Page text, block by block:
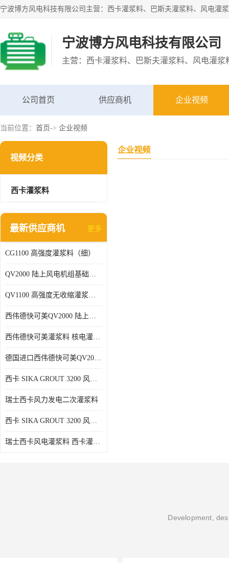
宁波博方风电科技有限公司
公司首页 供应商机 企业视频
当前位置： 首页-> 企业视频
视频分类
西卡灌浆料
最新供应商机 更多
CG1100 高强度灌浆料（细）
QV2000 陆上风电机组基础灌浆砂浆
QV1100 高强度无收缩灌浆砂浆
西伟德快可美QV2000 陆上风电灌浆料 均匀、 流动度好、可泵送
西伟德快可美灌浆料 核电灌浆材料
德国进口西伟德快可美QV2000PLUS陆上风电灌浆料 优异耐疲劳性能
西卡 SIKA GROUT 3200 风电 灌浆料
瑞士西卡风力发电二次灌浆料
西卡 SIKA GROUT 3200 风电 灌浆料 214 灌浆料
瑞士西卡风电灌浆料 西卡灌浆料 西卡海上风电灌浆料 西卡灌浆料
企业视频
Development,